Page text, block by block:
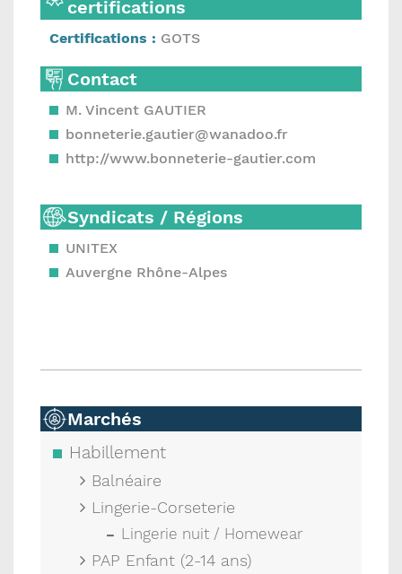
certifications
Certifications : GOTS
Contact
M. Vincent GAUTIER
bonneterie.gautier@wanadoo.fr
http://www.bonneterie-gautier.com
Syndicats / Régions
UNITEX
Auvergne Rhône-Alpes
Marchés
Habillement
Balnéaire
Lingerie-Corseterie
Lingerie nuit / Homewear
PAP Enfant (2-14 ans)